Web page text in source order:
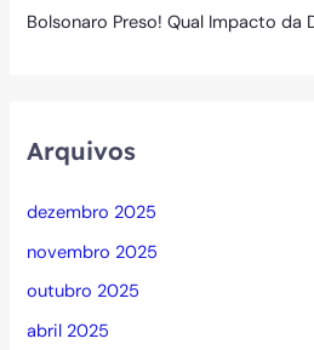
Bolsonaro Preso! Qual Impacto da
Arquivos
dezembro 2025
novembro 2025
outubro 2025
abril 2025